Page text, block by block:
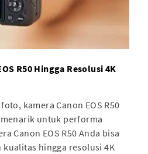
R50 Hingga Resolusi 4K
kamera Canon EOS R50
untuk performa
Canon EOS R50 Anda bisa
kualitas hingga resolusi 4K